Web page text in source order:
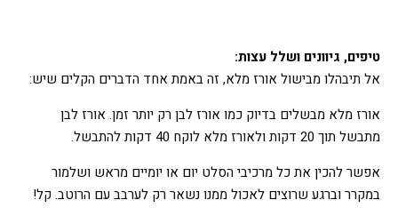
טיפים, גיוונים ושלל עצות:
אל תיבהלו מבישול אורז מלא, זה באמת אחד הדברים הקלים שיש:
אורז מלא מבשלים בדיוק כמו אורז לבן רק יותר זמן. אורז לבן
מתבשל תוך 20 דקות ולאורז מלא לוקח 40 דקות להתבשל.
אפשר להכין את כל מרכיבי הסלט יום או יומיים מראש ושלמור
במקרר וברגע שרוצים לאכול ממנו נשאר רק לערבב עם הרוטב. קל!